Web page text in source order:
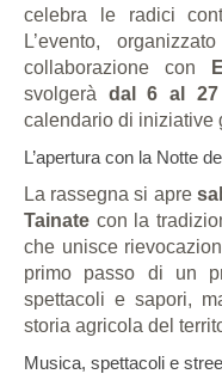
celebra le radici
L’evento,
collaborazione con
svolgerà dal 6 al 27
calendario di iniziative
L’apertura con la Notte
La rassegna si apre
Tainate con la
che unisce
primo passo di un
spettacoli e sapori,
storia agricola del
Musica, spettacoli e